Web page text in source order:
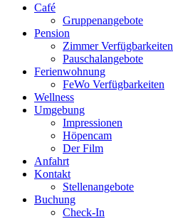
Café
Gruppenangebote
Pension
Zimmer Verfügbarkeiten
Pauschalangebote
Ferienwohnung
FeWo Verfügbarkeiten
Wellness
Umgebung
Impressionen
Höpencam
Der Film
Anfahrt
Kontakt
Stellenangebote
Buchung
Check-In